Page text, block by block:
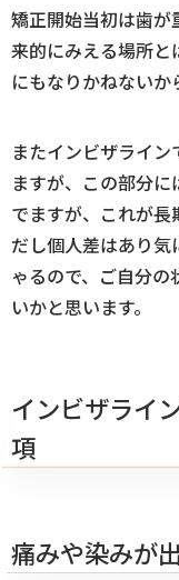
矯正開始当初は歯が
来的にみえる場所と
にもなりかねないか
またインビザライ
ますが、この部分
でますが、これが長
だし個人差はあり
ゃるので、ご自分
いかと思います。
インビザライ
項
痛みや染みが